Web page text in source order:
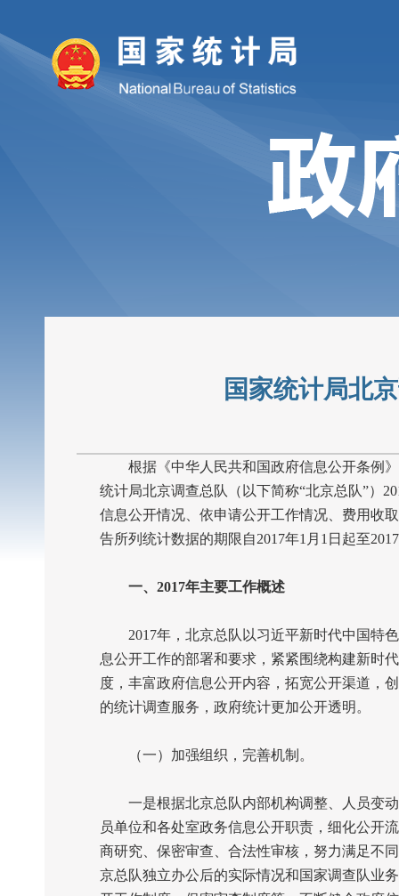
国家统计局北
根据《中华人民共和国政府信息公开条例》
统计局北京调查总队（以下简称“北京总队”）
信息公开情况、依申请公开工作情况、费用收
告所列统计数据的期限自2017年1 月 1 日起至2017
一、 2017年主要工作概述
2017年，北京总队以习近平新时代中国特
息公开工作的部署和要求，紧紧围绕构建新时
度，丰富政府信息公开内容，拓宽公开渠道，
的统计调查服务，政府统计更加公开透明。
（一）加强组织，完善机制。
一是根据北京总队内部机构调整、人员变动
员单位和各处室政务信息公开职责，细化公开
商研究、保密审查、合法性审核，努力满足不
京总队独立办公后的实际情况和国家调查队业